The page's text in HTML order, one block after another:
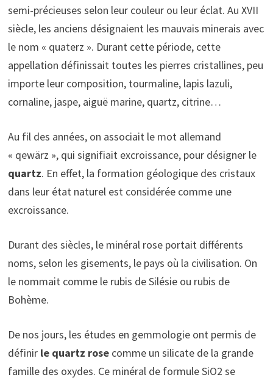
semi-précieuses selon leur couleur ou leur éclat. Au XVII
siècle, les anciens désignaient les mauvais minerais avec
le nom « quaterz ». Durant cette période, cette
appellation définissait toutes les pierres cristallines, peu
importe leur composition, tourmaline, lapis lazuli,
cornaline, jaspe, aiguë marine, quartz, citrine…
Au fil des années, on associait le mot allemand
« qewärz », qui signifiait excroissance, pour désigner le
quartz. En effet, la formation géologique des cristaux
dans leur état naturel est considérée comme une
excroissance.
Durant des siècles, le minéral rose portait différents
noms, selon les gisements, le pays où la civilisation. On
le nommait comme le rubis de Silésie ou rubis de
Bohème.
De nos jours, les études en gemmologie ont permis de
définirle quartz rosecomme un silicate de la grande
famille des oxydes. Ce minéral de formule SiO2 se